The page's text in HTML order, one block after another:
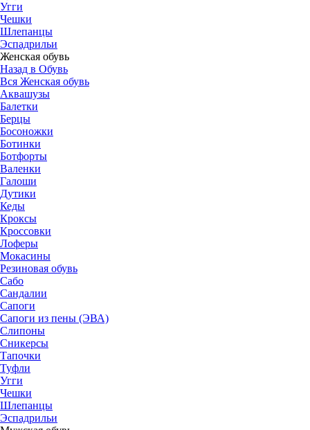
Угги
Чешки
Шлепанцы
Эспадрильи
Женская обувь
Назад в Обувь
Вся Женская обувь
Аквашузы
Балетки
Берцы
Босоножки
Ботинки
Ботфорты
Валенки
Галоши
Дутики
Кеды
Кроксы
Кроссовки
Лоферы
Мокасины
Резиновая обувь
Сабо
Сандалии
Сапоги
Сапоги из пены (ЭВА)
Слипоны
Сникерсы
Тапочки
Туфли
Угги
Чешки
Шлепанцы
Эспадрильи